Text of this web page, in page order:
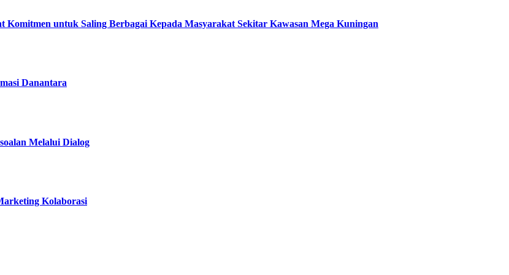
untuk Saling Berbagai Kepada Masyarakat Sekitar Kawasan Mega Kuningan
Danantara
Melalui Dialog
Kolaborasi